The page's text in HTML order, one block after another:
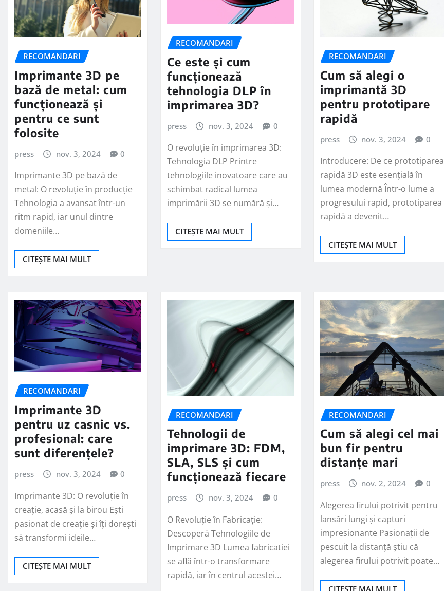
RECOMANDARI
Imprimante 3D pe
bază de metal: cum
funcționează și
pentru ce sunt
folosite
press nov. 3, 2024 0
Imprimante 3D pe bază de
metal: O revoluție în producție
Tehnologia a avansat într-un
ritm rapid, iar unul dintre
domeniile…
CITEȘTE MAI MULT
RECOMANDARI
Ce este și cum
funcționează
tehnologia DLP în
imprimarea 3D?
press nov. 3, 2024 0
O revoluție în imprimarea 3D:
Tehnologia DLP Printre
tehnologiile inovatoare care au
schimbat radical lumea
imprimării 3D se numără și…
CITEȘTE MAI MULT
RECOMANDARI
Cum să alegi o
imprimantă 3D
pentru prototipare
rapidă
press nov. 3, 2024 0
Introducere: De ce prototiparea
rapidă 3D este esențială în
lumea modernă Într-o lume a
progresului rapid, prototiparea
rapidă a devenit…
CITEȘTE MAI MULT
RECOMANDARI
Imprimante 3D
pentru uz casnic vs.
profesional: care
sunt diferențele?
press nov. 3, 2024 0
Imprimante 3D: O revoluție în
creație, acasă și la birou Ești
pasionat de creație și îți dorești
să transformi ideile…
CITEȘTE MAI MULT
RECOMANDARI
Tehnologii de
imprimare 3D: FDM,
SLA, SLS și cum
funcționează fiecare
press nov. 3, 2024 0
O Revoluție în Fabricație:
Descoperă Tehnologiile de
Imprimare 3D Lumea fabricatiei
se află într-o transformare
rapidă, iar în centrul acestei…
RECOMANDARI
Cum să alegi cel mai
bun fir pentru
distanțe mari
press nov. 2, 2024 0
Alegerea firului potrivit pentru
lansări lungi și capturi
impresionante Pasionații de
pescuit la distanță știu că
alegerea firului potrivit poate…
CITEȘTE MAI MULT